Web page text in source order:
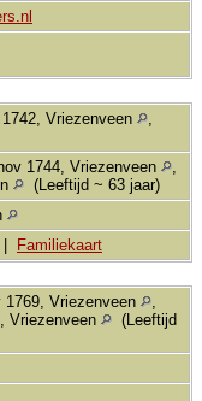
Vriezenveen
1744, Vriezenveen
(Leeftijd ~ 63 jaar)
Familiekaart
1769, Vriezenveen
Vriezenveen
(Leeftijd